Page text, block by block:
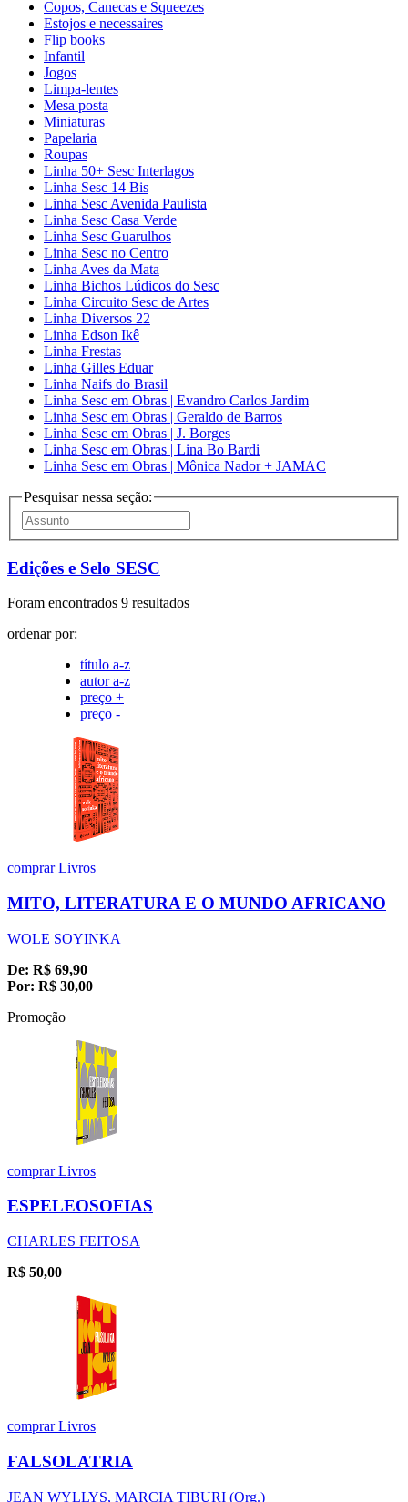
Copos, Canecas e Squeezes
Estojos e necessaires
Flip books
Infantil
Jogos
Limpa-lentes
Mesa posta
Miniaturas
Papelaria
Roupas
Linha 50+ Sesc Interlagos
Linha Sesc 14 Bis
Linha Sesc Avenida Paulista
Linha Sesc Casa Verde
Linha Sesc Guarulhos
Linha Sesc no Centro
Linha Aves da Mata
Linha Bichos Lúdicos do Sesc
Linha Circuito Sesc de Artes
Linha Diversos 22
Linha Edson Ikê
Linha Frestas
Linha Gilles Eduar
Linha Naifs do Brasil
Linha Sesc em Obras | Evandro Carlos Jardim
Linha Sesc em Obras | Geraldo de Barros
Linha Sesc em Obras | J. Borges
Linha Sesc em Obras | Lina Bo Bardi
Linha Sesc em Obras | Mônica Nador + JAMAC
Pesquisar nessa seção:
Edições e Selo SESC
Foram encontrados 9 resultados
ordenar por:
título a-z
autor a-z
preço +
preço -
comprarLivros
MITO, LITERATURA E O MUNDO AFRICANO
WOLE SOYINKA
De: R$ 69,90
Por: R$ 30,00
Promoção
comprarLivros
ESPELEOSOFIAS
CHARLES FEITOSA
R$ 50,00
comprarLivros
FALSOLATRIA
JEAN WYLLYS, MARCIA TIBURI (Org.)